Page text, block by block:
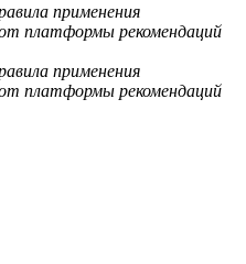
применения
платформы рекомендаций
применения
платформы рекомендаций